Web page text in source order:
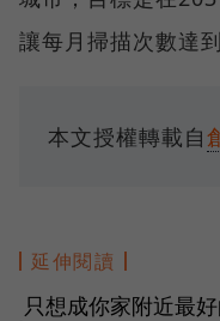
讓每月掃描次數達
本文授權轉載自
延伸閱讀
只想成你家附近最